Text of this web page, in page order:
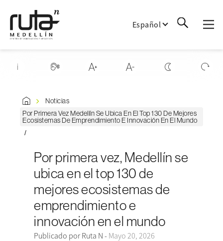
Español
Noticias
Por Primera Vez Medellín Se Ubica En El Top 130 De Mejores
Ecosistemas De Emprendimiento E Innovación En El Mundo
Por primera vez, Medellín se
ubica en el top 130 de
mejores ecosistemas de
emprendimiento e
innovación en el mundo
Publicado por Ruta N - Mayo 20, 2026